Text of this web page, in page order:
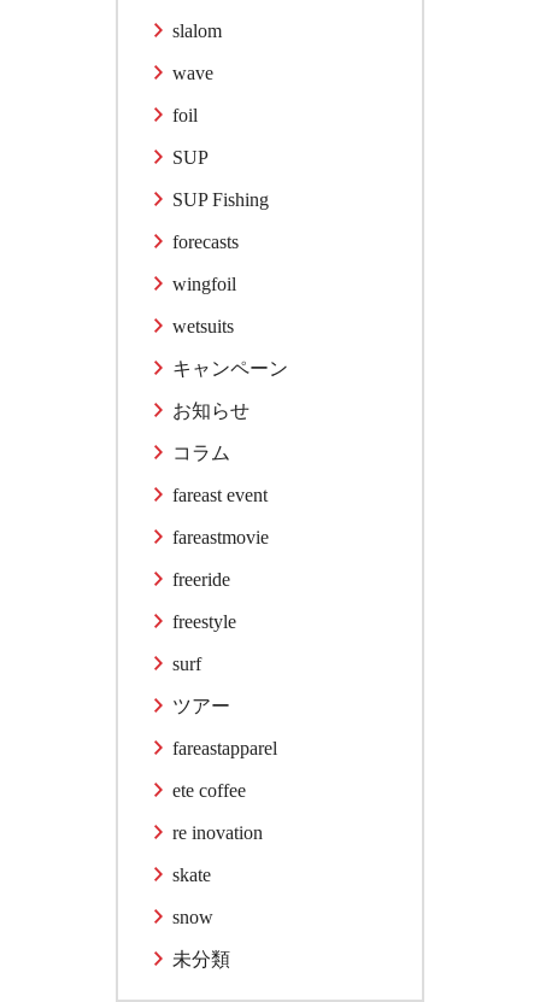
slalom
wave
foil
SUP
SUP Fishing
forecasts
wingfoil
wetsuits
キャンペーン
お知らせ
コラム
fareast event
fareastmovie
freeride
freestyle
surf
ツアー
fareastapparel
ete coffee
re inovation
skate
snow
未分類